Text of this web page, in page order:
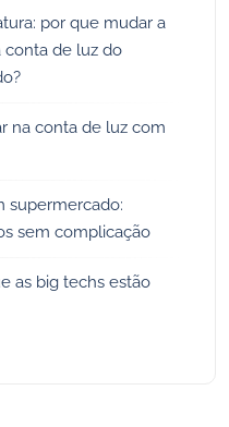
por que mudar a
de luz do
na conta de luz com
supermercado:
sem complicação
as big techs estão